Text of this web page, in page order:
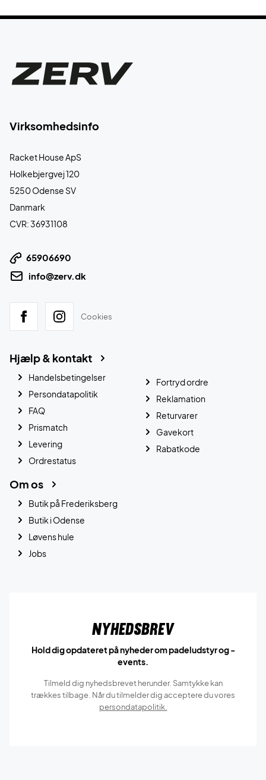
Virksomhedsinfo
Racket House ApS
Holkebjergvej 120
5250 Odense SV
Danmark
CVR: 36931108
65906690
info@zerv.dk
Cookies
Hjælp & kontakt
Handelsbetingelser
Persondatapolitik
FAQ
Prismatch
Levering
Ordrestatus
Fortryd ordre
Reklamation
Returvarer
Gavekort
Rabatkode
Om os
Butik på Frederiksberg
Butik i Odense
Løvens hule
Jobs
Nyhedsbrev
Hold dig opdateret på nyheder om padeludstyr og -
events.
Tilmeld dig nyhedsbrevet herunder. Samtykke kan
trækkes tilbage. Når du tilmelder dig acceptere du vores
persondatapolitik.